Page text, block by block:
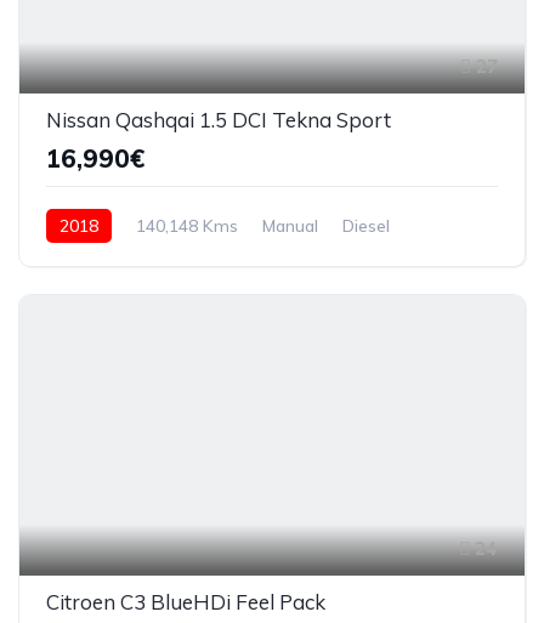
27
Nissan Qashqai 1.5 DCI Tekna Sport
16,990€
2018 140,148 Kms Manual Diesel
24
Citroen C3 BlueHDi Feel Pack